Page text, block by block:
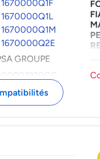
1670000Q1F
1670000Q1L
1670000Q1M
1670000Q2E
GROUPE
00001920CG
00001920EP
00001920FQ